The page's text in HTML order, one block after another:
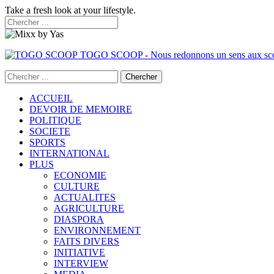
Take a fresh look at your lifestyle.
TOGO SCOOP - Nous redonnons un sens aux
ACCUEIL
DEVOIR DE MEMOIRE
POLITIQUE
SOCIETE
SPORTS
INTERNATIONAL
PLUS
ECONOMIE
CULTURE
ACTUALITES
AGRICULTURE
DIASPORA
ENVIRONNEMENT
FAITS DIVERS
INITIATIVE
INTERVIEW